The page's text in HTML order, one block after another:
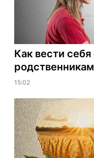
Как вести
15:02